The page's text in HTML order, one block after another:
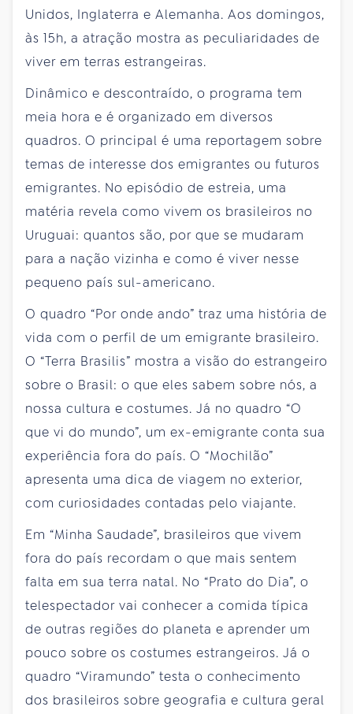
Unidos, Inglaterra e Alemanha. Aos domingos,
às 15h, a atração mostra as peculiaridades de
viver em terras estrangeiras.
Dinâmico e descontraído, o programa tem
meia hora e é organizado em diversos
quadros. O principal é uma reportagem sobre
temas de interesse dos emigrantes ou futuros
emigrantes. No episódio de estreia, uma
matéria revela como vivem os brasileiros no
Uruguai: quantos são, por que se mudaram
para a nação vizinha e como é viver nesse
pequeno país sul-americano.
O quadro “Por onde ando” traz uma história de
vida com o perfil de um emigrante brasileiro.
O “Terra Brasilis” mostra a visão do estrangeiro
sobre o Brasil: o que eles sabem sobre nós, a
nossa cultura e costumes. Já no quadro “O
que vi do mundo”, um ex-emigrante conta sua
experiência fora do país. O “Mochilão”
apresenta uma dica de viagem no exterior,
com curiosidades contadas pelo viajante.
Em “Minha Saudade”, brasileiros que vivem
fora do país recordam o que mais sentem
falta em sua terra natal. No “Prato do Dia”, o
telespectador vai conhecer a comida típica
de outras regiões do planeta e aprender um
pouco sobre os costumes estrangeiros. Já o
quadro “Viramundo” testa o conhecimento
dos brasileiros sobre geografia e cultura geral